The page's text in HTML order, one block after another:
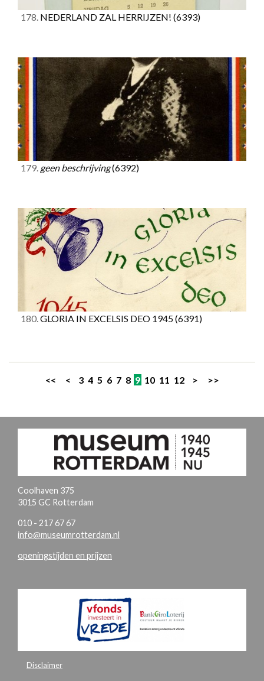
178. NEDERLAND ZAL HERRIJZEN! (6393)
179. geen beschrijving(6392)
180.GLORIA IN EXCELSIS DEO 1945(6391)
<< < 3 4 5 6 7 8 9 10 11 12 > >>
Coolhaven 375
3015 GC Rotterdam
010 - 217 67 67
info@museumrotterdam.nl
openingstijden en prijzen
Disclaimer